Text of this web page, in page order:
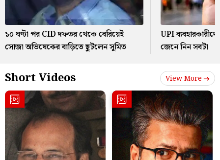
১০ ঘণ্টা পর CID দফতর থেকে বেরিয়েই
সোজা অভিষেকের বাড়িতে ছুটলেন সুমিত
UPI
জেনে নিন সবটা
Short Videos View More